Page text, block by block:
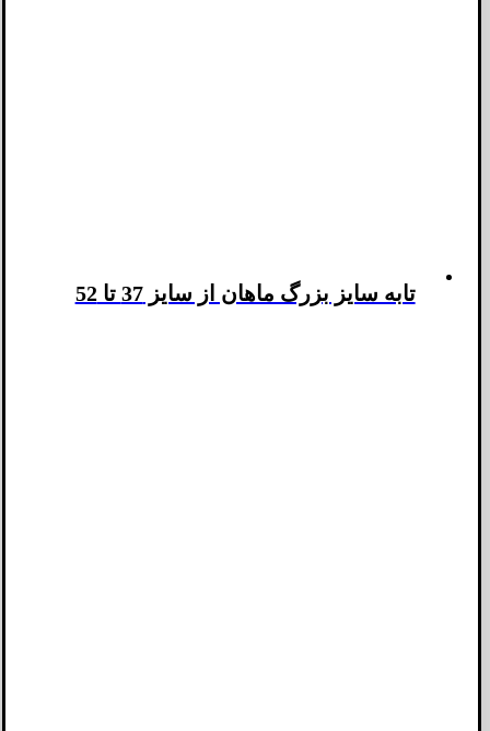
تابه سایز بزرگ ماهان از سایز 37 تا 52